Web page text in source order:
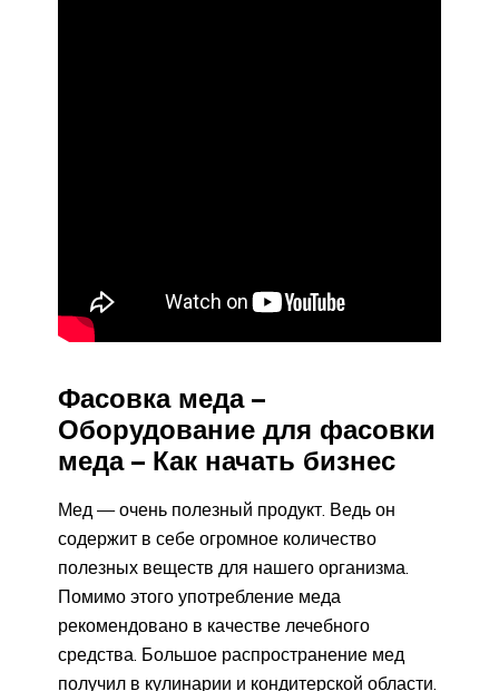
Фасовка меда –
Оборудование для фасовки
меда – Как начать бизнес
Мед — очень полезный продукт. Ведь он
содержит в себе огромное количество
полезных веществ для нашего организма.
Помимо этого употребление меда
рекомендовано в качестве лечебного
средства. Большое распространение мед
получил в кулинарии и кондитерской области.